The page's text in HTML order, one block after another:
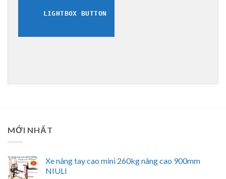
LIGHTBOX BUTTON
MỚI NHẤT
Xe nâng tay cao mini 260kg nâng cao 900mm
NIULI